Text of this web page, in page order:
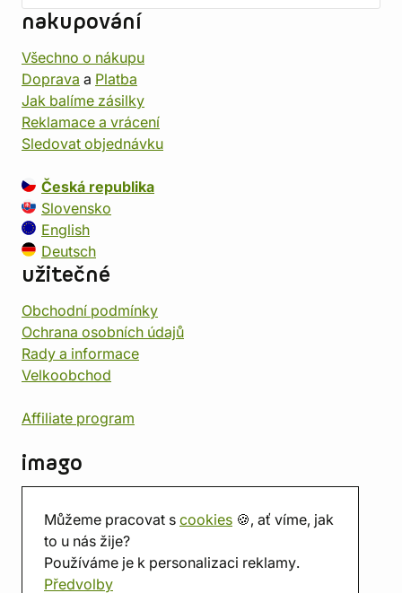
Můžeme pracovat s cookies 🍪, ať víme, jak
to u nás žije?
Používáme je k personalizaci reklamy.
Předvolby
nakupování
Všechno o nákupu
Doprava a Platba
Jak balíme zásilky
Reklamace a vrácení
Sledovat objednávku
Česká republika
Slovensko
English
Deutsch
užitečné
Obchodní podmínky
Ochrana osobních údajů
Rady a informace
Velkoobchod
Affiliate program
imago
Prodejna
Herna
O nás
Hodnocení obchodu